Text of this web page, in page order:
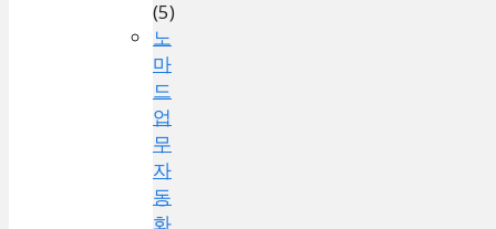
(5)
노
마
드
업
무
자
동
화